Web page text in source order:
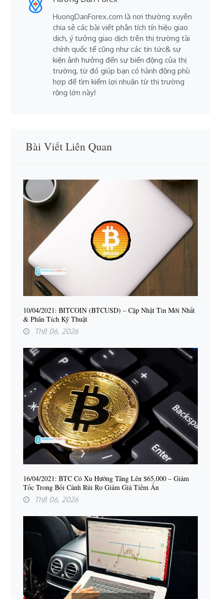
HuongDanForex.com là nơi thường xuyên
chia sẻ các bài viết phân tích tín hiệu giao
dịch, ý tưởng giao dịch trên thị trường tài
chính quốc tế cũng như các tin tức& sự
kiện ảnh hưởng đến sự biến động của thị
trường, từ đó giúp bạn có hành động phù
hợp để tìm kiếm lợi nhuận từ thị trường
rộng lớn này!
Bài Viết Liên Quan
10/04/2021: BITCOIN (BTCUSD) – Cập Nhật Tin Mới Nhất
& Phân Tích Kỹ Thuật
Th8 06, 2026
16/04/2021: BTC Có Xu Hướng Tăng Lên $65,000 – Giảm
Tốc Trong Bối Cảnh Rủi Ro Giảm Giá Tiềm Ẩn
Th8 06, 2026